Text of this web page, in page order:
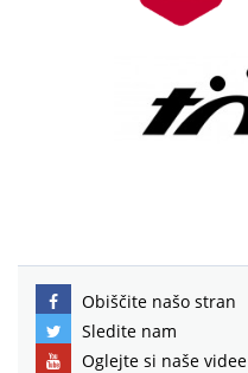
Obiščite našo stran
Sledite nam
Oglejte si naše videe